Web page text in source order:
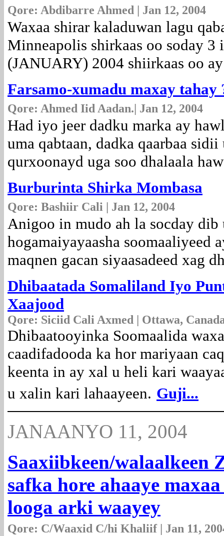
Qore: Abdibarre Ahmed | Jan 12, 2004
Waxaa shirar kaladuwan lagu
Minneapolis shirkaas oo soday 3
(JANUARY) 2004 shiirkaas oo
Farsamo-xumadu maxay tahay
Qore: Ahmed Iid Aadan.| Jan 12, 2004
Had iyo jeer dadku marka ay
uma qabtaan, dadka qaarbaa
qurxoonayd uga soo dhalaala
Burburinta Shirka Mombasa
Qore: Bashiir Cali | Jan 12, 2004
Anigoo in mudo ah la socday dib
hogamaiyayaasha soomaaliyeed
maqnen gacan siyaasadeed xag
Dhibaatada Somaliland Iyo
Xaajood
Qore: Siciid Cali Axmed | Ottawa,
Dhibaatooyinka Soomaalida
caadifadooda ka hor mariyaan
keenta in ay xal u heli kari
u xalin kari lahaayeen. Guji...
JANAANYO 11, 2004
Saaxiibkeen/walaalkeen
safka hore ahaaye
looga arki waayey
Qore: C/Waaxid C/hi Khaliif | Jan 11,